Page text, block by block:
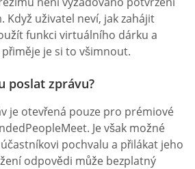
Když uživatel neví, jak zahájit
funkci virtuálního dárku a
je si to všimnout.
poslat zprávu?
je otevřená pouze pro prémiové
Je však možné
pochvalu a přilákat jeho
odpovědi může bezplatný